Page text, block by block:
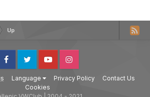
Up
Language Privacy Policy
Contact Us
Cookies
Twitter YoutubeInstagram